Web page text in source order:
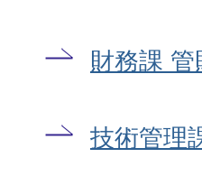
財務課
技術管理